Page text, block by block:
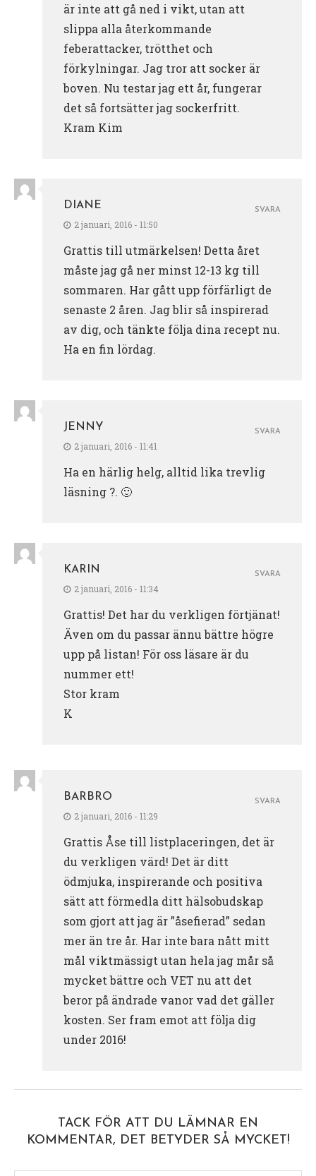
är inte att gå ned i vikt, utan att
slippa alla återkommande
feberattacker, trötthet och
förkylningar. Jag tror att socker är
boven. Nu testar jag ett år, fungerar
det så fortsätter jag sockerfritt.
Kram Kim
DIANE
2 januari, 2016 - 11:50
Grattis till utmärkelsen! Detta året
måste jag gå ner minst 12-13 kg till
sommaren. Har gått upp förfärligt de
senaste 2 åren. Jag blir så inspirerad
av dig, och tänkte följa dina recept nu.
Ha en fin lördag.
SVARA
JENNY
2 januari, 2016 - 11:41
Ha en härlig helg, alltid lika trevlig
läsning ?. 🙂
SVARA
KARIN
2 januari, 2016 - 11:34
Grattis! Det har du verkligen förtjänat!
Även om du passar ännu bättre högre
upp på listan! För oss läsare är du
nummer ett!
Stor kram
K
SVARA
BARBRO
2 januari, 2016 - 11:29
Grattis Åse till listplaceringen, det är
du verkligen värd! Det är ditt
ödmjuka, inspirerande och positiva
sätt att förmedla ditt hälsobudskap
som gjort att jag är ”åsefierad” sedan
mer än tre år. Har inte bara nått mitt
mål viktmässigt utan hela jag mår så
mycket bättre och VET nu att det
beror på ändrade vanor vad det gäller
kosten. Ser fram emot att följa dig
under 2016!
SVARA
TACK FÖR ATT DU LÄMNAR EN
KOMMENTAR, DET BETYDER SÅ MYCKET!